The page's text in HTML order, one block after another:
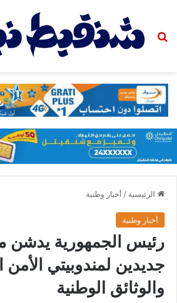
بحث عن
الرئيسية / أخبار وطنية
أخبار وطنية
رئيس الجمهورية يدشن
جديدين لمندوبيتي الأمن
والوثائق الوطنية